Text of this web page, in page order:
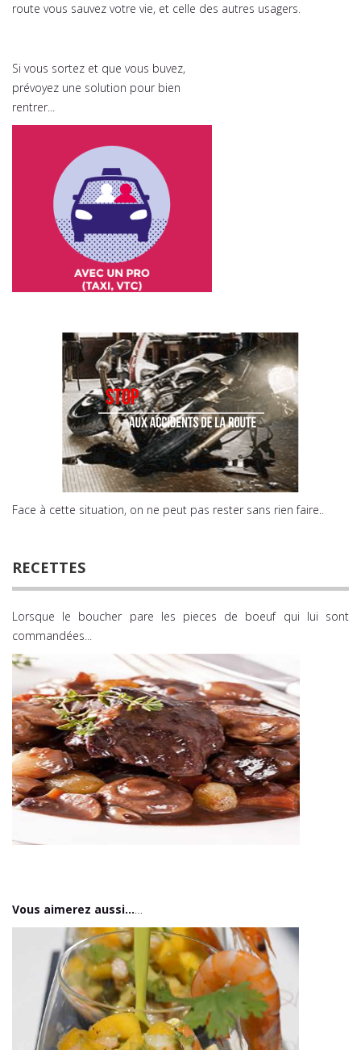
route vous sauvez votre vie, et celle des autres usagers.
Si vous sortez et que vous buvez,
prévoyez une solution pour bien
rentrer...
Face à cette situation, on ne peut pas rester sans rien faire.
RECETTES
Lorsque le boucher pare les pieces de boeuf qui lui sont
commandées
Vous aimerez aussi…